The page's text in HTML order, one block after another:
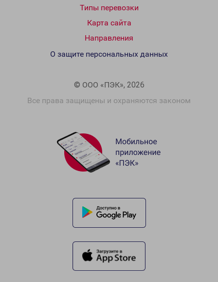
Типы перевозки
Карта сайта
Направления
© ООО «ПЭК», 2026
Все права защищены и охраняются законом
О защите персональных данных